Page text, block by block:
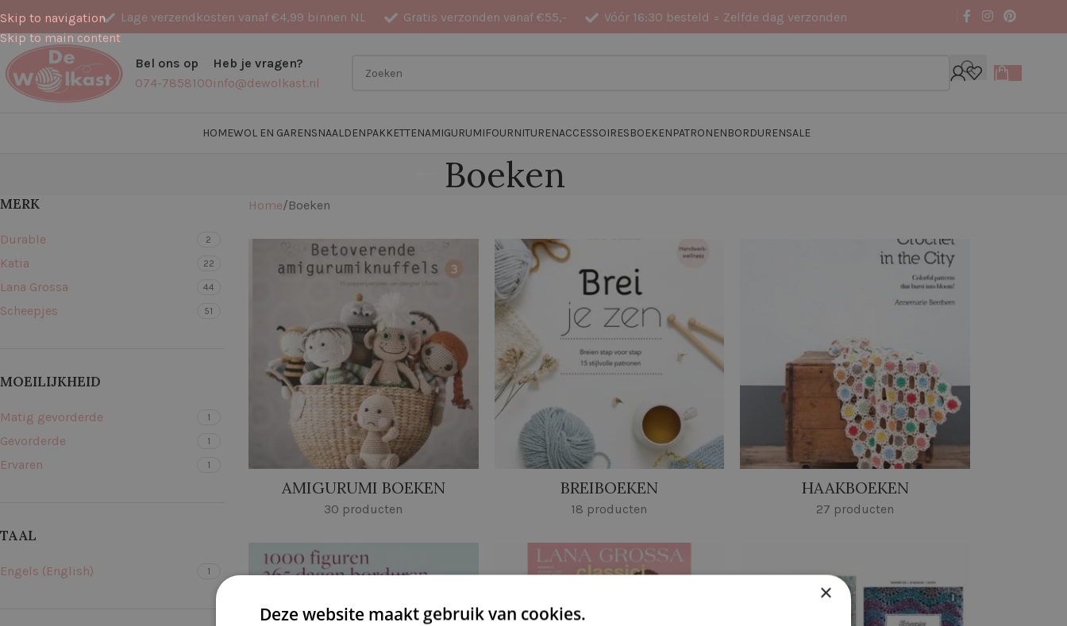
Skip to navigation
Skip to main content
Lage verzendkosten vanaf €4,99 binnen NL Gratis verzonden vanaf €55,- Vóór 16:30 besteld = Zelfde dag verzonden
Bel ons op
074-7858100
Heb je vragen?
info@dewolkast.nl
HOMEWOL EN GARENSNAALDENPAKKETTENAMIGURUMIFOURNITURENACCESSOIRESBOEKENPATRONENBORDURENSALE
Boeken
MERK
Durable 2
Katia 22
Lana Grossa 44
Scheepjes 51
MOEILIJKHEID
Matig gevorderde 1
Gevorderde 1
Ervaren 1
TAAL
Engels (English) 1
Home Boeken
AMIGURUMI BOEKEN
30 producten
BREIBOEKEN
18 producten
HAAKBOEKEN
27 producten
×
Deze website maakt gebruik van cookies.